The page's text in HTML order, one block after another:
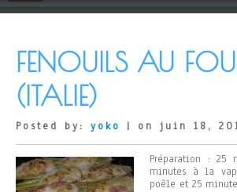
FENOUILS AU
(ITALIE)
Posted by: yoko | on juin 18,
Préparation : 25
minutes à la
poêle et 25